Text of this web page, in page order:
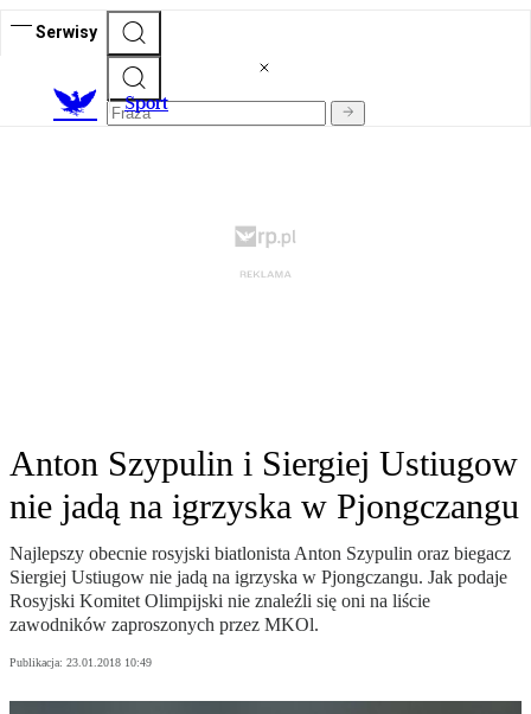
Serwisy
Sport
Anton Szypulin i Siergiej Ustiugow
nie jadą na igrzyska w Pjongczangu
Najlepszy obecnie rosyjski biatlonista Anton Szypulin oraz biegacz
Siergiej Ustiugow nie jadą na igrzyska w Pjongczangu. Jak podaje
Rosyjski Komitet Olimpijski nie znaleźli się oni na liście
zawodników zaproszonych przez MKOl.
Publikacja: 23.01.2018 10:49